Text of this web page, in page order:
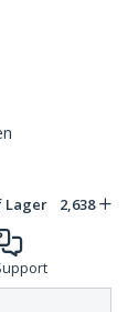
Lager 2,638